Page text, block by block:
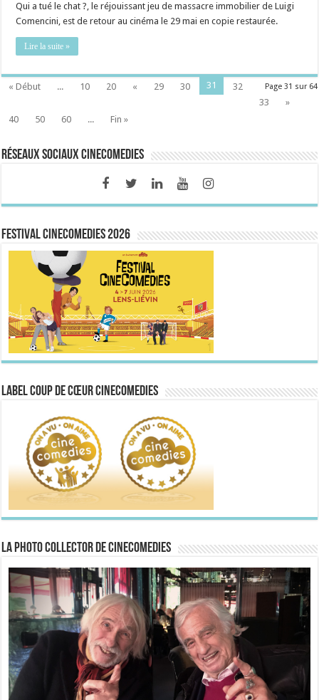
Qui a tué le chat ?, le réjouissant jeu de massacre immobilier de Luigi
Comencini, est de retour au cinéma le 29 mai en copie restaurée.
Lire la suite »
Page 31 sur 64
« Début ... 10 20 « 29 30 31
32
33
»
40
50 60 ... Fin »
Réseaux sociaux CineComedies
FESTIVAL CINECOMEDIES 2026
Label Coup de Cœur CineComedies
La Photo collector de CineComedies